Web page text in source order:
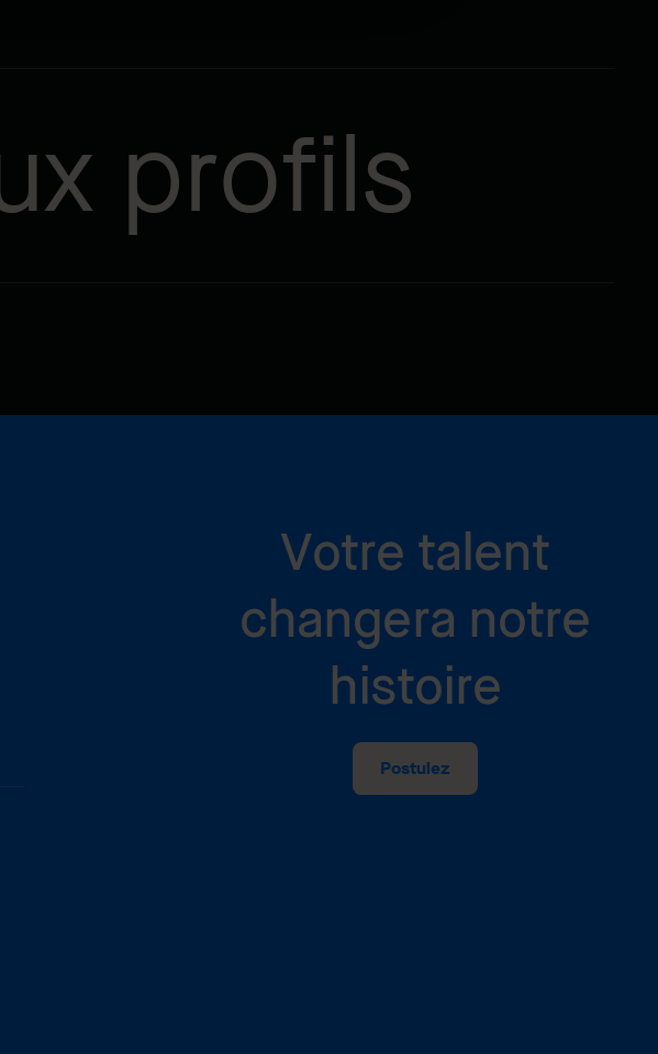
profils
Votre talent
changera notre
histoire
Postulez